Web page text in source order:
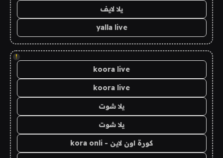
يلا لايف
yalla live
!
koora live
koora live
يلا شوت
يلا شوت
كورة اون لاين - kora onli